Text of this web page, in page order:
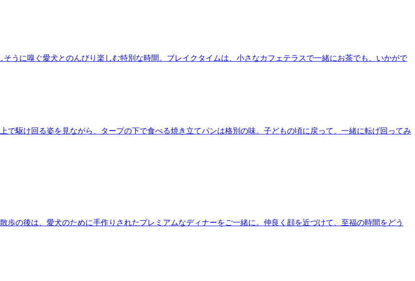
うに嗅ぐ愛犬とのんびり楽しむ特別な時間。ブレイクタイムは、小さなカフェテラスで一緒にお茶でも、いかがで
で駆け回る姿を見ながら、タープの下で食べる焼き立てパンは格別の味。子どもの頃に戻って、一緒に転げ回ってみ
歩の後は、愛犬のために手作りされたプレミアムなディナーをご一緒に。仲良く顔を近づけて、至福の時間をどう